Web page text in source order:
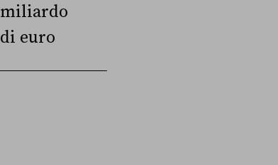
miliardo
di euro